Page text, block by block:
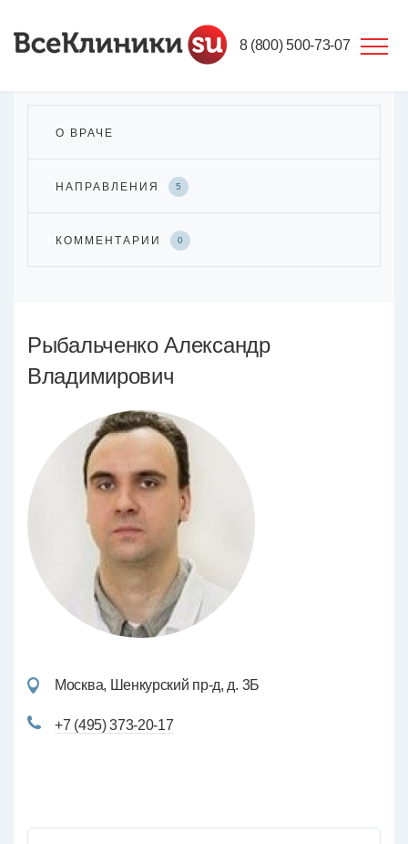
8 (800) 500-73-07
О ВРАЧЕ
НАПРАВЛЕНИЯ 5
КОММЕНТАРИИ 0
Рыбальченко Александр
Владимирович
Москва, Шенкурский пр-д, д. 3Б
+7 (495) 373-20-17